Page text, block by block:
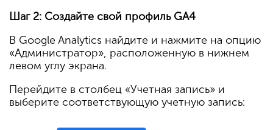
Шаг 2: Создайте свой профиль GA4
В Google Analytics найдите и нажмите на опцию
«Администратор», расположенную в нижнем
левом углу экрана.
Перейдите в столбец «Учетная запись» и
выберите соответствующую учетную запись: